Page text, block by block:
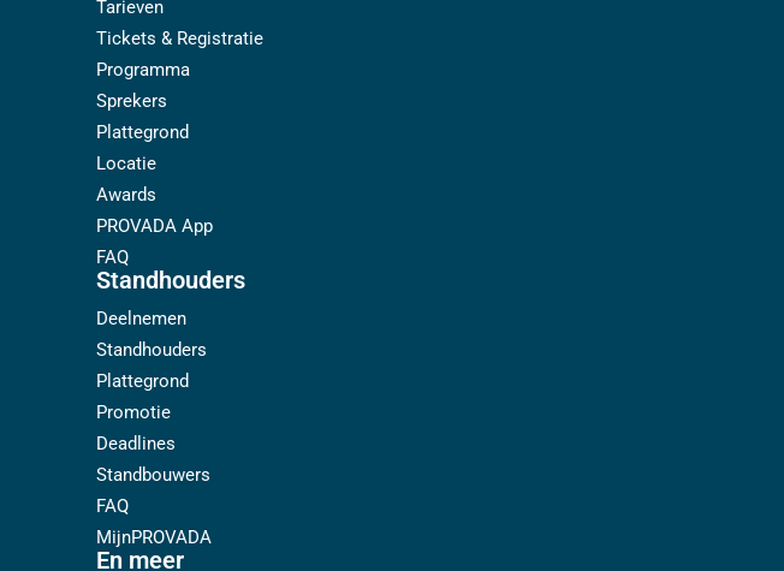
Tarieven
Tickets & Registratie
Programma
Sprekers
Plattegrond
Locatie
Awards
PROVADA App
FAQ
Standhouders
Deelnemen
Standhouders
Plattegrond
Promotie
Deadlines
Standbouwers
FAQ
MijnPROVADA
En meer